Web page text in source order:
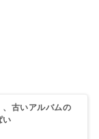
、古いアルバムの
い